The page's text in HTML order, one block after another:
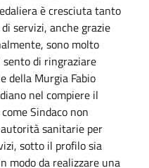
è cresciuta tanto
servizi, anche grazie
sono molto
di ringraziare
della Murgia Fabio
nel compiere il
Sindaco non
sanitarie per
sotto il profilo sia
modo da realizzare una